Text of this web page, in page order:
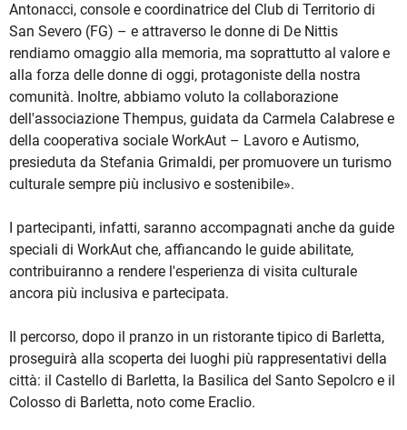
Antonacci, console e coordinatrice del Club di Territorio di
San Severo (FG) – e attraverso le donne di De Nittis
rendiamo omaggio alla memoria, ma soprattutto al valore e
alla forza delle donne di oggi, protagoniste della nostra
comunità. Inoltre, abbiamo voluto la collaborazione
dell'associazione Thempus, guidata da Carmela Calabrese e
della cooperativa sociale WorkAut – Lavoro e Autismo,
presieduta da Stefania Grimaldi, per promuovere un turismo
culturale sempre più inclusivo e sostenibile».
I partecipanti, infatti, saranno accompagnati anche da guide
speciali di WorkAut che, affiancando le guide abilitate,
contribuiranno a rendere l'esperienza di visita culturale
ancora più inclusiva e partecipata.
Il percorso, dopo il pranzo in un ristorante tipico di Barletta,
proseguirà alla scoperta dei luoghi più rappresentativi della
città: il Castello di Barletta, la Basilica del Santo Sepolcro e il
Colosso di Barletta, noto come Eraclio.